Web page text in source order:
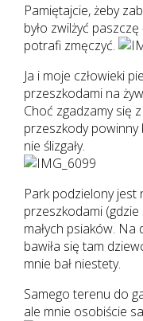
Pamiętajcie, żeby
było zwilżyć
potrafi zmęczyć.
Ja i moje człowieki
przeszkodami na
Choć zgadzamy się z
przeszkody powinny
nie ślizgały.
Park podzielony jest
przeszkodami
małych psiaków. Na
bawiła się tam
mnie bał niestety.
Samego terenu do
ale mnie osobiście